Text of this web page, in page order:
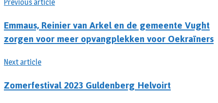
Previous article
Emmaus, Reinier van Arkel en de gemeente Vught
zorgen voor meer opvangplekken voor Oekraïners
Next article
Zomerfestival 2023 Guldenberg Helvoirt